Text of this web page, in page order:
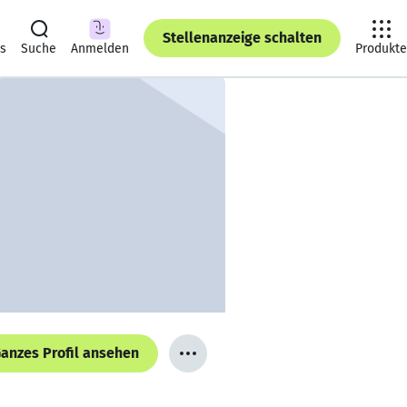
Suche Anmelden
Stellenanzeige schalten
Produkte
Profil ansehen